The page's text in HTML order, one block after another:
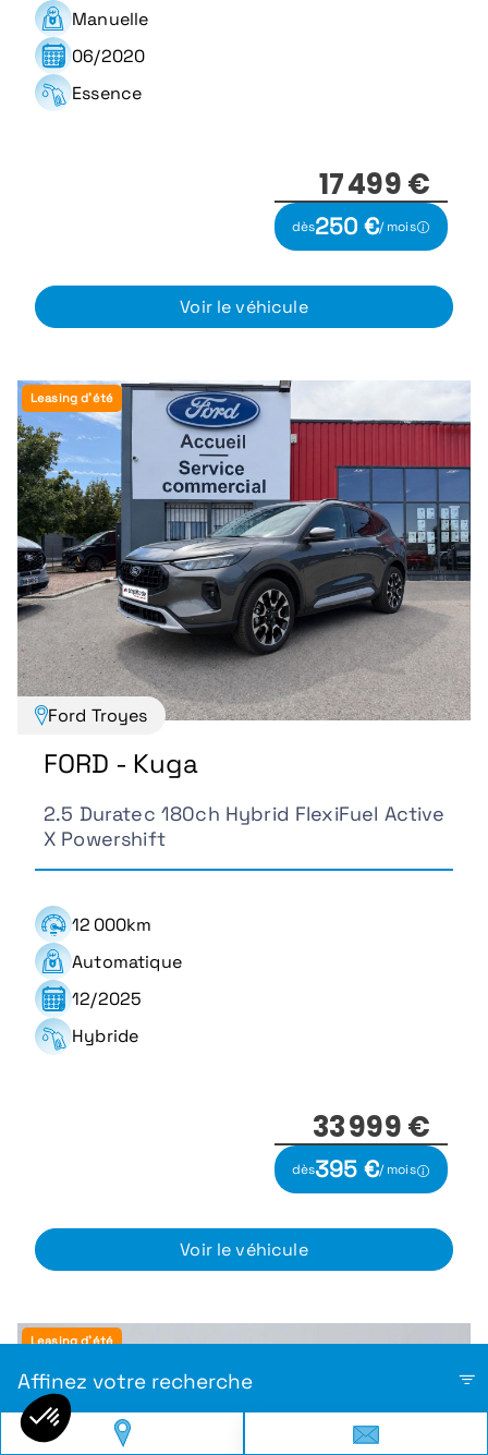
Affinez votre recherche
Manuelle
06/2020
Essence
17 499 €
dès250 €/ mois
Voir le véhicule
Leasing d'été
Ford Troyes
FORD - Kuga
2.5 Duratec 180ch Hybrid FlexiFuel Active
X Powershift
12 000km
Automatique
12/2025
Hybride
33 999 €
dès395 €/ mois
Voir le véhicule
Leasing d'été